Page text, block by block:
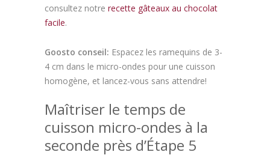
consultez notre recette gâteaux au chocolat
facile.
Goosto conseil: Espacez les ramequins de 3-
4 cm dans le micro-ondes pour une cuisson
homogène, et lancez-vous sans attendre!
Maîtriser le temps de
cuisson micro-ondes à la
seconde près d’Étape 5